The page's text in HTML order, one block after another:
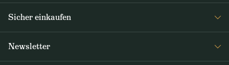
Journal
Sicher einkaufen
Newsletter